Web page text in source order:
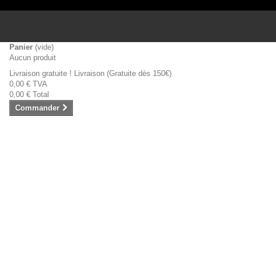
Panier (vide)
Aucun produit
Livraison gratuite ! Livraison (Gratuite dès 150€)
0,00 € TVA
0,00 € Total
Commander